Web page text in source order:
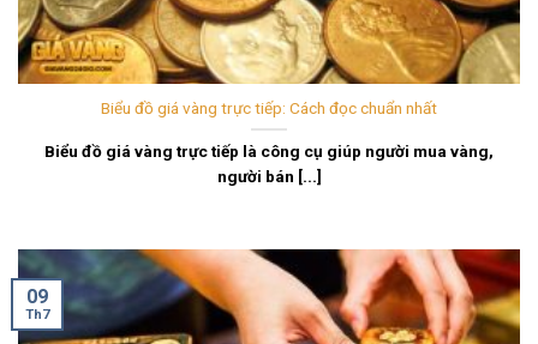
Biểu đồ giá vàng trực tiếp: Cách đọc chuẩn nhất
Biểu đồ giá vàng trực tiếp là công cụ giúp người mua vàng,
người bán [...]
09
Th7